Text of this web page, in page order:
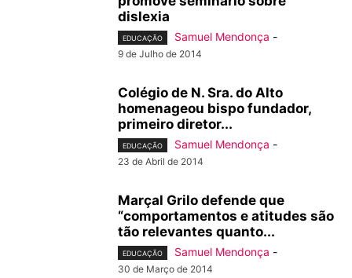
dislexia
EDUCAÇÃO Samuel Mendonça -
9 de Julho de 2014
Colégio de N. Sra. do Alto
homenageou bispo fundador,
primeiro diretor...
EDUCAÇÃO Samuel Mendonça -
23 de Abril de 2014
Marçal Grilo defende que
“comportamentos e atitudes são
tão relevantes quanto...
EDUCAÇÃO Samuel Mendonça -
30 de Março de 2014